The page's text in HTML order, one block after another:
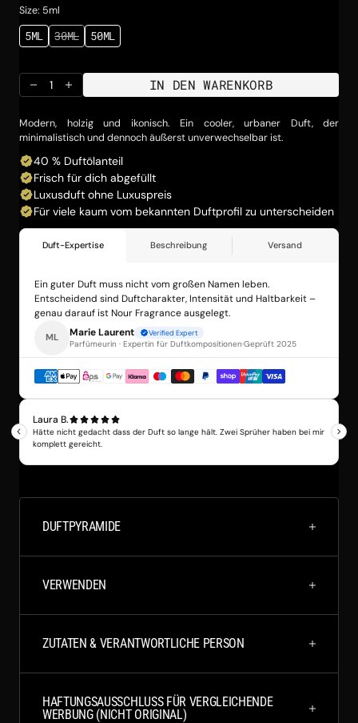
Size: 5ml
5MLVARIANTE
AUSVERKAUFT
NICHT
VERFÜGBAR
30MLVARIANTE
AUSVERKAUFT
NICHT
VERFÜGBAR
50MLVARIANTE
AUSVERKAUFT
NICHT
VERFÜGBAR
Menge
SANTL01
verringern
Menge
SANTL01
erhöhen
IN DEN WARENKORB
Modern, holzig und ikonisch. Ein cooler, urbaner Duft, der
minimalistisch und dennoch äußerst unverwechselbar ist.
DUFTPYRAMIDE
VERWENDEN
ZUTATEN & VERANTWORTLICHE PERSON
HAFTUNGSAUSSCHLUSS FÜR VERGLEICHENDE
WERBUNG (NICHT ORIGINAL)